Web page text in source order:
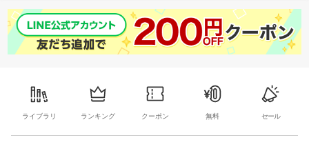
ライブラリ ランキング クーポン 無料 セール